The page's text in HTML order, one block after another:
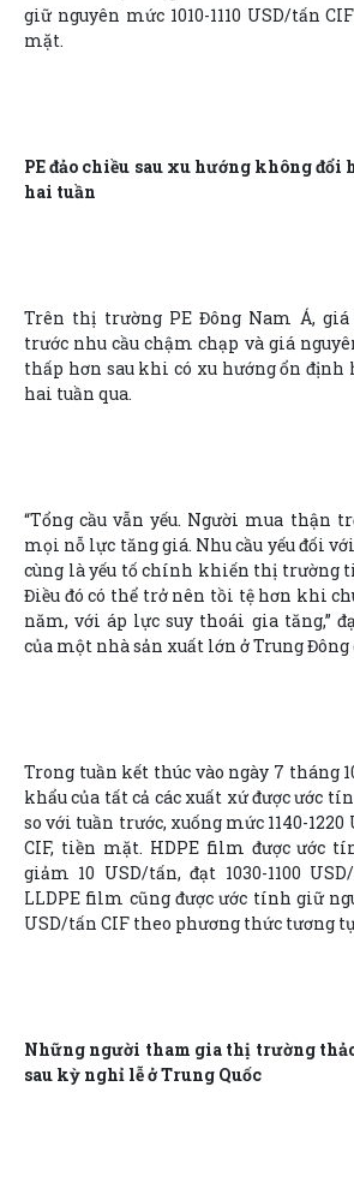
giữ nguyên mức 1010-1110 USD/tấn
mặt.
PE đảo chiều sau xu hướng không đổi
hai tuần
Trên thị trường PE Đông Nam Á,
trước nhu cầu chậm chạp và giá
thấp hơn sau khi có xu hướng ổn định
hai tuần qua.
“Tổng cầu vẫn yếu. Người mua thận
mọi nỗ lực tăng giá. Nhu cầu yếu đối
cùng là yếu tố chính khiến thị trường
Điều đó có thể trở nên tồi tệ hơn khi
năm, với áp lực suy thoái gia tăng,”
của một nhà sản xuất lớn ở Trung Đông
Trong tuần kết thúc vào ngày 7 tháng
khẩu của tất cả các xuất xứ được ước
so với tuần trước, xuống mức 1140-
CIF, tiền mặt. HDPE film được ước
giảm 10 USD/tấn, đạt 1030-1100
LLDPE film cũng được ước tính giữ
USD/tấn CIF theo phương thức tương
Những người tham gia thị trường
sau kỳ nghỉ lễ ở Trung Quốc